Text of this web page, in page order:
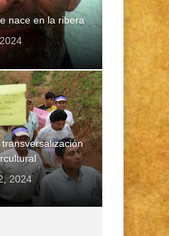
nace en la ribera
2024